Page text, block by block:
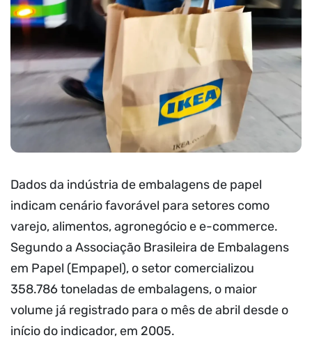
Dados da indústria de embalagens de papel
indicam cenário favorável para setores como
varejo, alimentos, agronegócio e e-commerce.
Segundo a Associação Brasileira de Embalagens
em Papel (Empapel), o setor comercializou
358.786 toneladas de embalagens, o maior
volume já registrado para o mês de abril desde o
início do indicador, em 2005.